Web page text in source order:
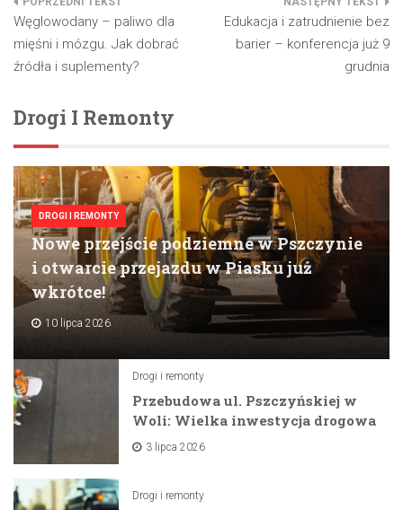
Nawigacja
wpisu
Węglowodany – paliwo dla
mięśni i mózgu. Jak dobrać
źródła i suplementy?
Edukacja i zatrudnienie bez
barier – konferencja już 9
grudnia
Drogi I Remonty
DROGI I REMONTY
Nowe przejście podziemne w Pszczynie
i otwarcie przejazdu w Piasku już
wkrótce!
10 lipca 2026
Drogi i remonty
Przebudowa ul. Pszczyńskiej w
Woli: Wielka inwestycja drogowa
na horyzoncie
3 lipca 2026
Drogi i remonty